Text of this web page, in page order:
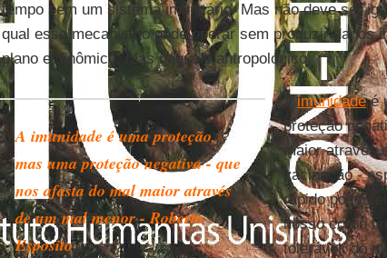
tempo sem um sistema imunitário. Mas não deve ser
qual esse mecanismo pode operar sem produzir danos
plano econômico. Mas naquele antropológico.
A imunidade é uma proteção,
mas uma proteção negativa - que
nos afasta do mal maior através
de um mal menor - Roberto
Esposito
A imunidadeé
proteção
maior através
vacinação -
rápido
nosso corpo
tolerável, do